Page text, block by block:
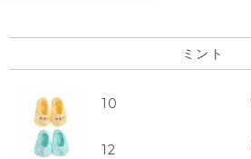
ミント
10
12